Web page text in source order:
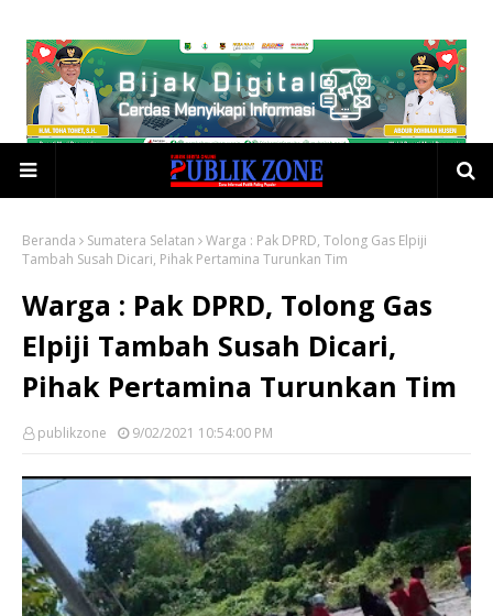
Beranda Sumatera Selatan
Warga : Pak DPRD, Tolong Gas Elpiji
Tambah Susah Dicari, Pihak Pertamina Turunkan Tim
Warga : Pak DPRD, Tolong Gas
Elpiji Tambah Susah Dicari,
Pihak Pertamina Turunkan Tim
publikzone 9/02/2021 10:54:00 PM